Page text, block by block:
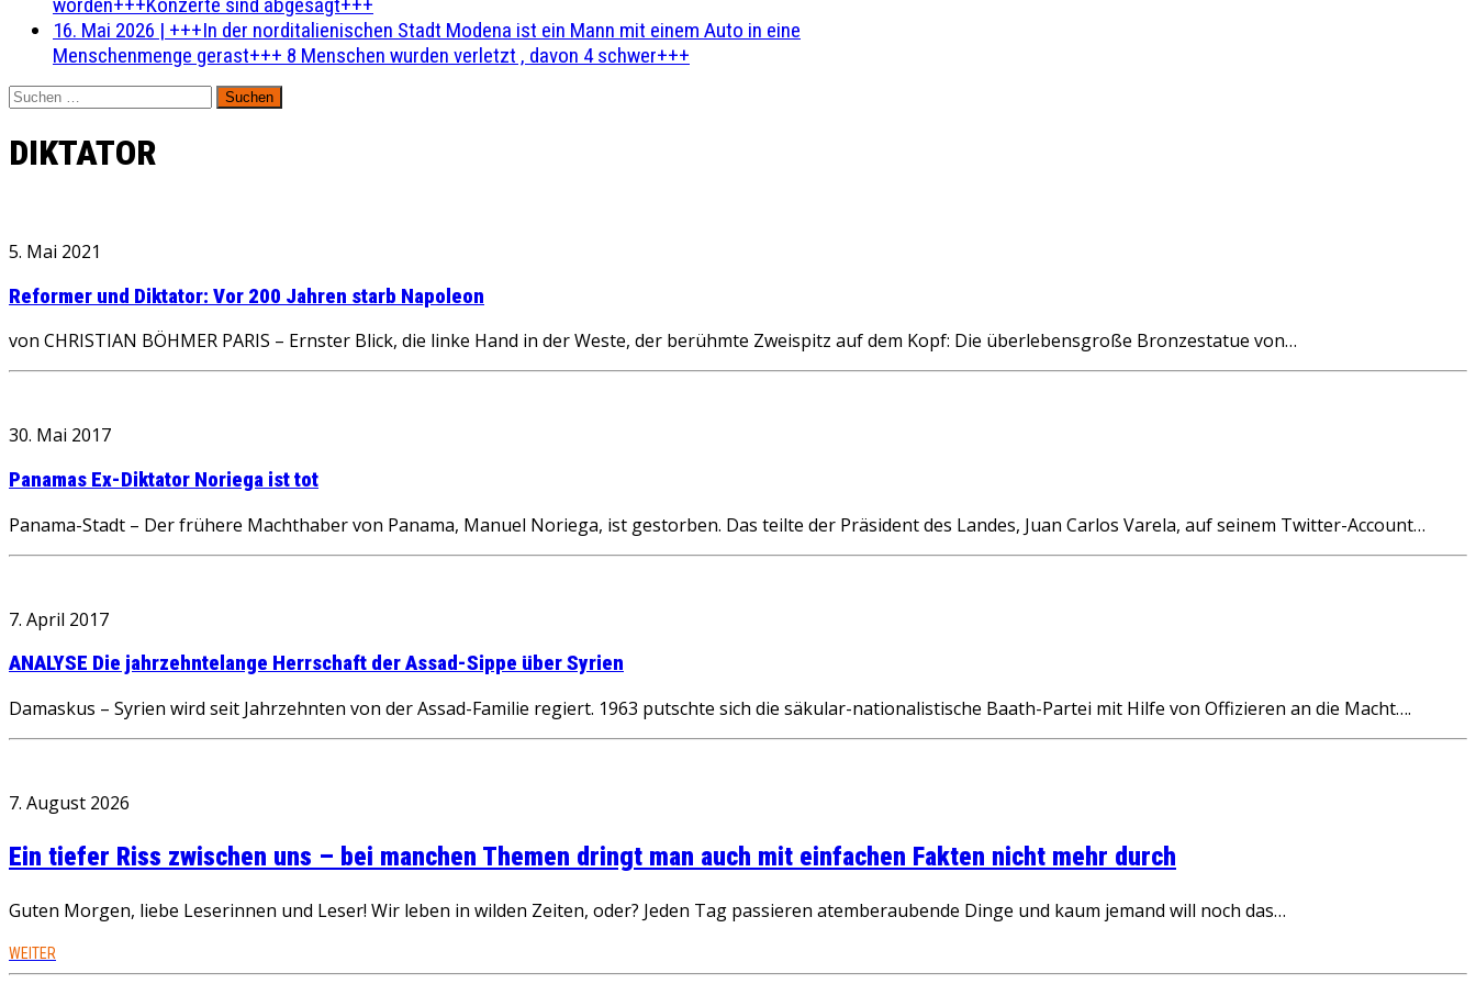
16. Mai 2026 | +++In der norditalienischen Stadt Modena ist ein Mann mit einem Auto in eine
Menschenmenge gerast+++ 8 Menschen wurden verletzt , davon 4 schwer+++
Suchen
nach:
DIKTATOR
5. Mai 2021
Reformer und Diktator: Vor 200 Jahren starb Napoleon
von CHRISTIAN BÖHMER PARIS – Ernster Blick, die linke Hand in der Weste, der berühmte Zweispitz auf dem Kopf: Die überlebensgroße Bronzestatue von…
30. Mai 2017
Panamas Ex-Diktator Noriega ist tot
Panama-Stadt – Der frühere Machthaber von Panama, Manuel Noriega, ist gestorben. Das teilte der Präsident des Landes, Juan Carlos Varela, auf seinem Twitter-Account…
7. April 2017
ANALYSE Die jahrzehntelange Herrschaft der Assad-Sippe über Syrien
Damaskus – Syrien wird seit Jahrzehnten von der Assad-Familie regiert. 1963 putschte sich die säkular-nationalistische Baath-Partei mit Hilfe von Offizieren an die Macht….
7. August 2026
Ein tiefer Riss zwischen uns – bei manchen Themen dringt man auch mit einfachen Fakten nicht mehr durch
Guten Morgen, liebe Leserinnen und Leser! Wir leben in wilden Zeiten, oder? Jeden Tag passieren atemberaubende Dinge und kaum jemand will noch das…
WEITER